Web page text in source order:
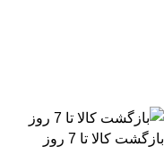
بازگشت کالا تا 7 روز